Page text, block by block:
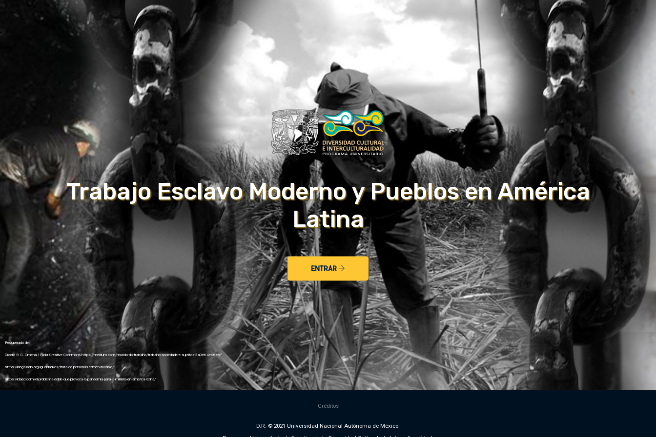
Trabajo Esclavo Moderno y Pueblos en América
Latina
ENTRAR
Recuperado de:
Cícero R. C. Omena / Flickr Creative Commons https://medium.com/mundo-do-trabalho/trabalho-sociedade-e-sujeitos-3a0e64e66e8f
https://blogs.iadb.org/igualdad/es/trata-de-personas-crimen-invisible/
https://idaed.com/el-problema-doble-que-provoca-la-pandemia-para-la-mineria-en-america-latina/
Créditos
D.R. © 2021 Universidad Nacional Autónoma de México.